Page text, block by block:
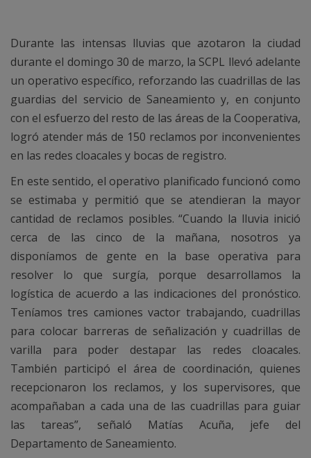
Durante las intensas lluvias que azotaron la ciudad
durante el domingo 30 de marzo, la SCPL llevó adelante
un operativo específico, reforzando las cuadrillas de las
guardias del servicio de Saneamiento y, en conjunto
con el esfuerzo del resto de las áreas de la Cooperativa,
logró atender más de 150 reclamos por inconvenientes
en las redes cloacales y bocas de registro.
En este sentido, el operativo planificado funcionó como
se estimaba y permitió que se atendieran la mayor
cantidad de reclamos posibles. “Cuando la lluvia inició
cerca de las cinco de la mañana, nosotros ya
disponíamos de gente en la base operativa para
resolver lo que surgía, porque desarrollamos la
logística de acuerdo a las indicaciones del pronóstico.
Teníamos tres camiones vactor trabajando, cuadrillas
para colocar barreras de señalización y cuadrillas de
varilla para poder destapar las redes cloacales.
También participó el área de coordinación, quienes
recepcionaron los reclamos, y los supervisores, que
acompañaban a cada una de las cuadrillas para guiar
las tareas”, señaló Matías Acuña, jefe del
Departamento de Saneamiento.